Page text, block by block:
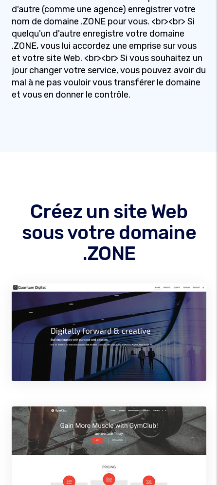
d'autre (comme une agence) enregistrer votre
nom de domaine .ZONE pour vous. <br><br> Si
quelqu'un d'autre enregistre votre domaine
.ZONE, vous lui accordez une emprise sur vous
et votre site Web. <br><br> Si vous souhaitez un
jour changer votre service, vous pouvez avoir du
mal à ne pas vouloir vous transférer le domaine
et vous en donner le contrôle.
Créez un site Web
sous votre domaine
.ZONE